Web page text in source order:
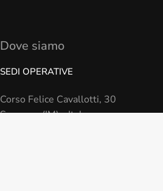
Dove siamo
SEDI OPERATIVE
Corso Felice Cavallotti, 30
Sanremo (IM) - Italy